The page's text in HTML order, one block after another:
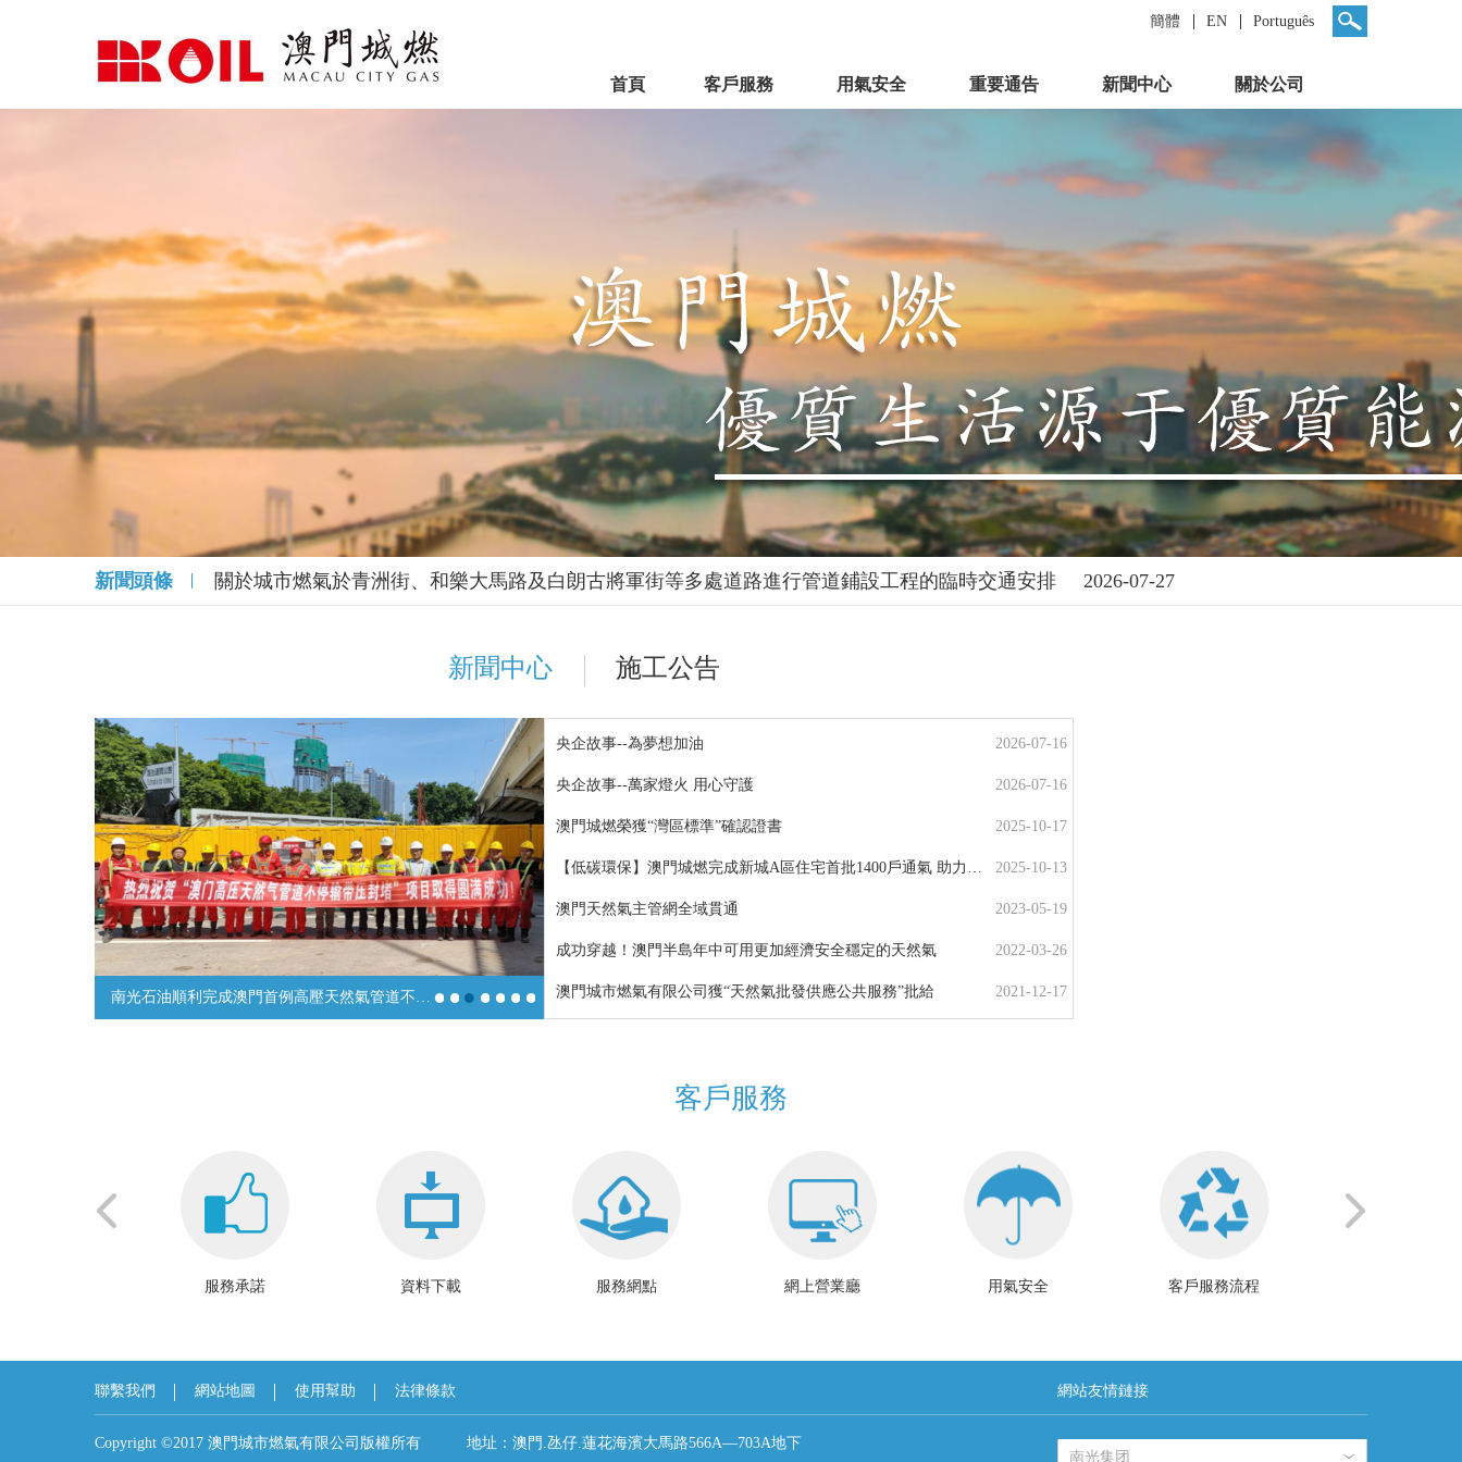
簡體 EN Português
首頁 客戶服務 用氣安全 重要通告 新聞中心 關於公司
新聞頭條 關於城市燃氣於青洲街、和樂大馬路及白朗古將軍街等多處道路進行管道鋪設工程的臨時交通安排 2026-07-27
新聞中心 施工公告
南光石油順利完成澳門首例高壓天然氣管道不停輸帶壓封堵項目
2026-07-16
央企故事--為夢想加油
2026-07-16
央企故事--萬家燈火 用心守護
2025-10-17
澳門城燃榮獲“灣區標準”確認證書
2025-10-13
【低碳環保】澳門城燃完成新城A區住宅首批1400戶通氣 助力綠色宜居新城區建設
2023-05-19
澳門天然氣主管網全域貫通
2022-03-26
成功穿越！澳門半島年中可用更加經濟安全穩定的天然氣
2021-12-17
澳門城市燃氣有限公司獲“天然氣批發供應公共服務”批給
客戶服務
服務承諾 資料下載 服務網點 網上營業廳 用氣安全 客戶服務流程
聯繫我們 網站地圖 使用幫助 法律條款
Copyright ©2017 澳門城市燃氣有限公司版權所有 地址：澳門.氹仔.蓮花海濱大馬路566A—703A地下
網站友情鏈接